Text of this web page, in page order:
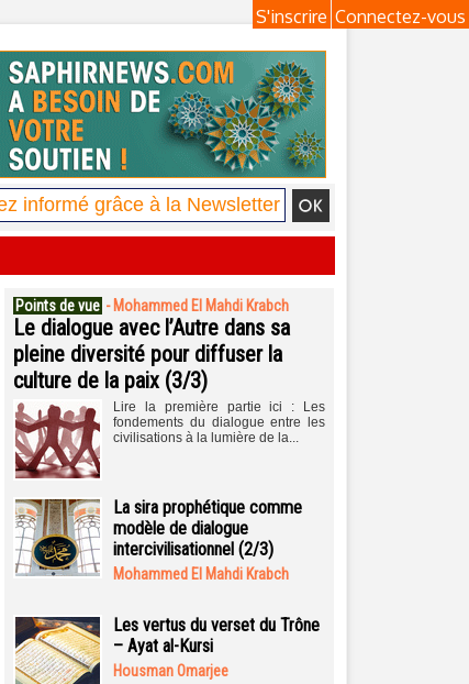
Connectez-vous
S'inscrire
Points de vue - Mohammed El Mahdi Krabch
Le dialogue avec l’Autre dans sa
pleine diversité pour diffuser la
culture de la paix (3/3)
Lire la première partie ici : Les
fondements du dialogue entre les
civilisations à la lumière de la...
La sira prophétique comme
modèle de dialogue
intercivilisationnel (2/3)
Mohammed El Mahdi Krabch
Les vertus du verset du Trône
– Ayat al-Kursi
Housman Omarjee